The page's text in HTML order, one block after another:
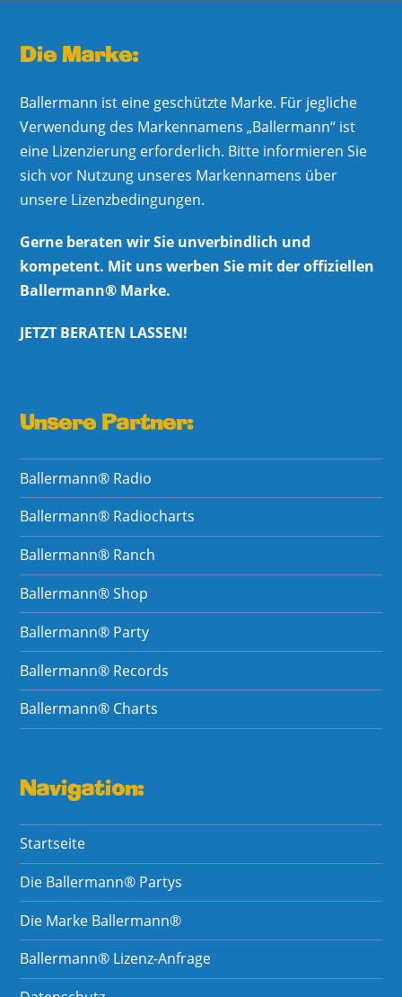
Die Marke:
Ballermann ist eine geschützte Marke. Für jegliche
Verwendung des Markennamens „Ballermann“ ist
eine Lizenzierung erforderlich. Bitte informieren Sie
sich vor Nutzung unseres Markennamens über
unsere Lizenzbedingungen.
Gerne beraten wir Sie unverbindlich und
kompetent. Mit uns werben Sie mit der offiziellen
Ballermann® Marke.
JETZT BERATEN LASSEN!
Unsere Partner:
Ballermann® Radio
Ballermann® Radiocharts
Ballermann® Ranch
Ballermann® Shop
Ballermann® Party
Ballermann® Records
Ballermann® Charts
Navigation:
Startseite
Die Ballermann® Partys
Die Marke Ballermann®
Ballermann® Lizenz-Anfrage